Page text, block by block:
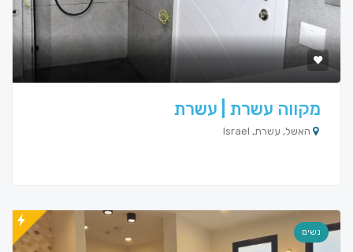
מקווה עשרת | עשרת
האשל, עשרת, Israel
נשים